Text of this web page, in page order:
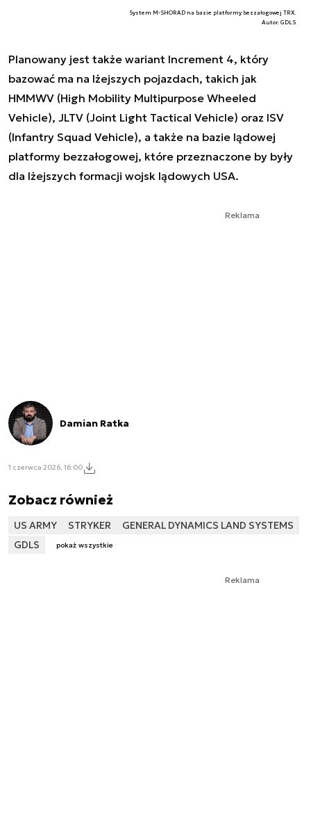
System M-SHORAD na bazie platformy bezzałogowej TRX.
Autor. GDLS
Planowany jest także wariant Increment 4, który
bazować ma na lżejszych pojazdach, takich jak
HMMWV (High Mobility Multipurpose Wheeled
Vehicle), JLTV (Joint Light Tactical Vehicle) oraz ISV
(Infantry Squad Vehicle), a także na bazie lądowej
platformy bezzałogowej, które przeznaczone by były
dla lżejszych formacji wojsk lądowych USA.
Reklama
Damian Ratka
1 czerwca 2026, 16:00
Zobacz również
US ARMY STRYKER
GENERAL DYNAMICS LAND SYSTEMS
GDLS
pokaż wszystkie
Reklama